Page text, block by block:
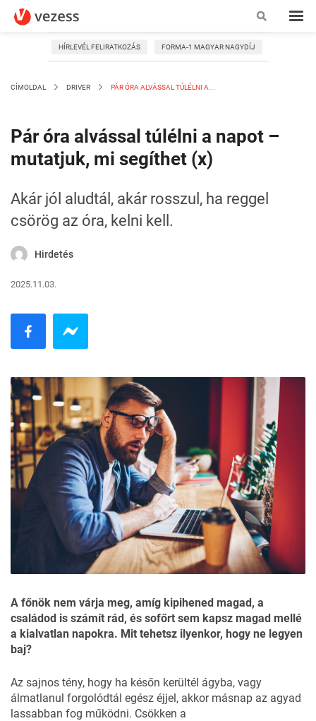
HÍRLEVÉL FELIRATKOZÁS FORMA-1 MAGYAR NAGYDÍJ
CÍMOLDAL DRIVER PÁR ÓRA ALVÁSSAL TÚLÉLNI A...
Pár óra alvással túlélni a napot –
mutatjuk, mi segíthet (x)
Akár jól aludtál, akár rosszul, ha reggel
csörög az óra, kelni kell.
Hirdetés
2025.11.03.
A főnök nem várja meg, amíg kipihened magad, a
családod is számít rád, és sofőrt sem kapsz magad mellé
a kialvatlan napokra. Mit tehetsz ilyenkor, hogy ne legyen
baj?
Az sajnos tény, hogy ha későn kerültél ágyba, vagy
álmatlanul forgolódtál egész éjjel, akkor másnap az agyad
lassabban fog működni. Csökken a